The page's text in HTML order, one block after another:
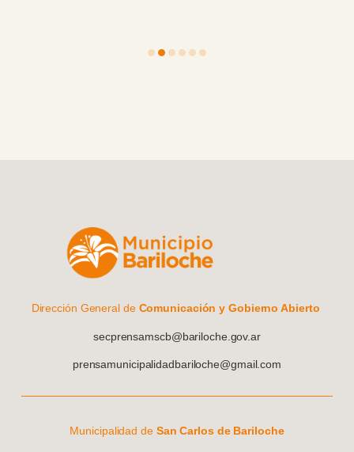
Dirección General de Comunicación y Gobierno Abierto
secprensamscb@bariloche.gov.ar
prensamunicipalidadbariloche@gmail.com
Municipalidad deSan Carlos de Bariloche